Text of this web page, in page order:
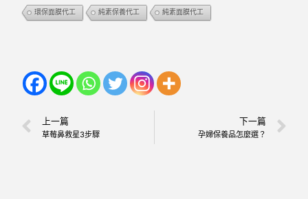
環保面膜代工 純素保養代工 純素面膜代工
上一篇
草莓鼻救星3步驟
下一篇
孕婦保養品怎麼選？